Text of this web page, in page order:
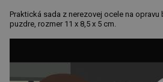
Praktická sada z nerezovej ocele na
puzdre, rozmer 11 x 8,5 x 5 cm.